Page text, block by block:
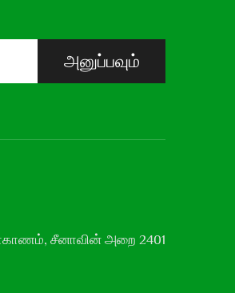
அனுப்பவும்
சீனாவின் அறை 2401